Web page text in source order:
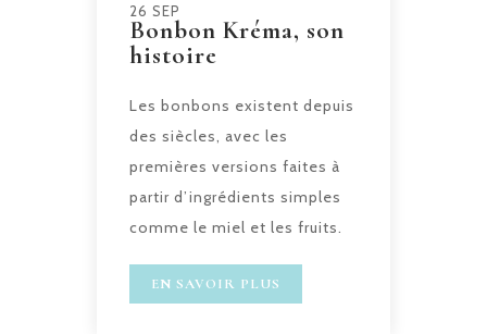
26 SEP
Bonbon Kréma, son
histoire
Les bonbons existent depuis
des siècles, avec les
premières versions faites à
partir d’ingrédients simples
comme le miel et les fruits.
EN SAVOIR PLUS